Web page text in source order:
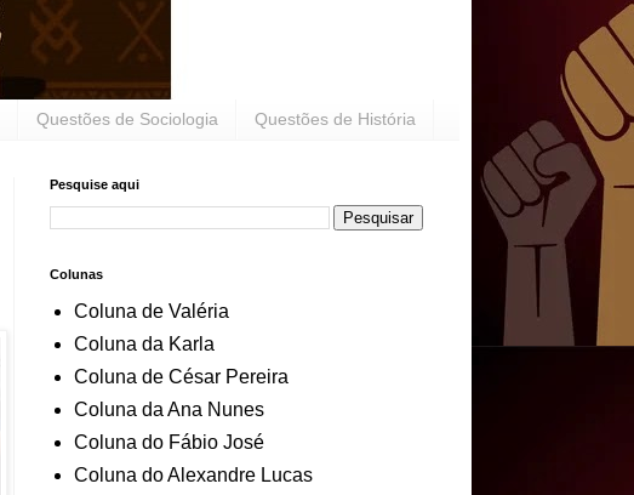
Questões de Sociologia Questões de História
Pesquise aqui
Colunas
Coluna de Valéria
Coluna da Karla
Coluna de César Pereira
Coluna da Ana Nunes
Coluna do Fábio José
Coluna do Alexandre Lucas